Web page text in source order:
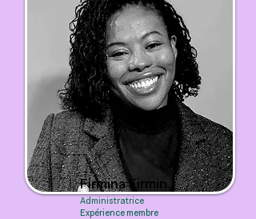
Firmina Firmin
Administratrice
Expérience membre